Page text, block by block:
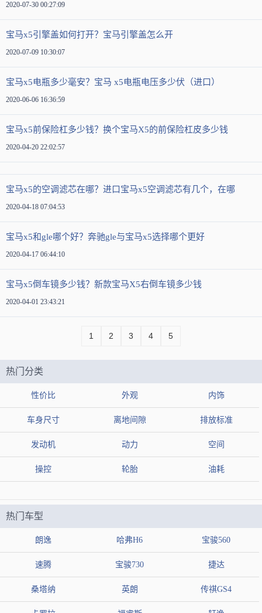
2020-07-30 00:27:09
宝马x5引擎盖如何打开？宝马引擎盖怎么开
2020-07-09 10:30:07
宝马x5电瓶多少毫安？宝马 x5电瓶电压多少伏（进口）
2020-06-06 16:36:59
宝马x5前保险杠多少钱？换个宝马X5的前保险杠皮多少钱
2020-04-20 22:02:57
宝马x5的空调滤芯在哪？进口宝马x5空调滤芯有几个，在哪
2020-04-18 07:04:53
宝马x5和gle哪个好？奔驰gle与宝马x5选择哪个更好
2020-04-17 06:44:10
宝马x5倒车镜多少钱？新款宝马X5右倒车镜多少钱
2020-04-01 23:43:21
1 2 3 4 5
热门分类
性价比 外观 内饰
车身尺寸 离地间隙 排放标准
发动机 动力 空间
操控 轮胎 油耗
热门车型
朗逸 哈弗H6 宝骏560
速腾 宝骏730 捷达
桑塔纳 英朗 传祺GS4